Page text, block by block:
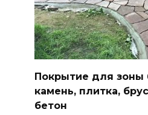
Покрытие для зоны
камень, плитка,
бетон